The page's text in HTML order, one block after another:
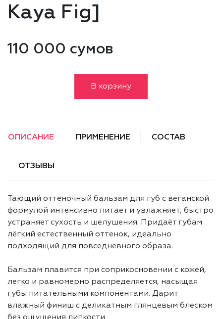
Kaya Fig]
110 000 сумов
В корзину
ОПИСАНИЕ ПРИМЕНЕНИЕ СОСТАВ
ОТЗЫВЫ
Тающий оттеночный бальзам для губ с веганской
формулой интенсивно питает и увлажняет, быстро
устраняет сухость и шелушения. Придаёт губам
лёгкий естественный оттенок, идеально
подходящий для повседневного образа.
Бальзам плавится при соприкосновении с кожей,
легко и равномерно распределяется, насыщая
губы питательными компонентами. Дарит
влажный финиш с деликатным глянцевым блеском